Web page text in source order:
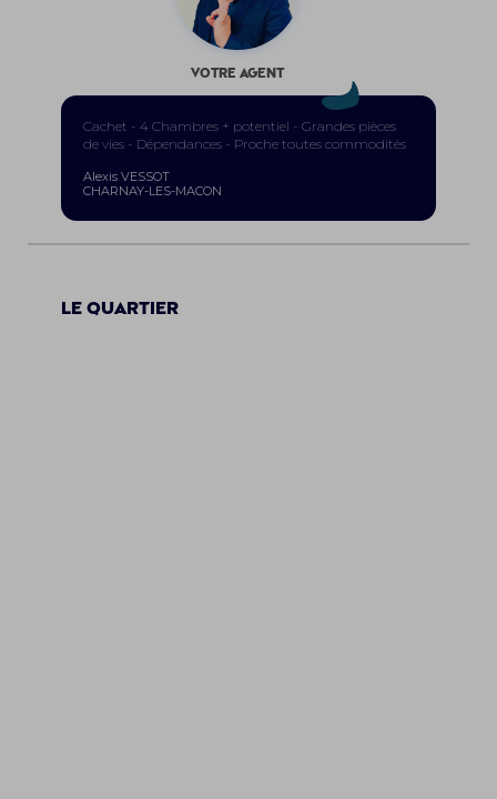
Votre agent
Cachet - 4 Chambres + potentiel - Grandes pièces
de vies - Dépendances - Proche toutes commodités
Alexis VESSOT
CHARNAY-LES-MACON
Le quartier